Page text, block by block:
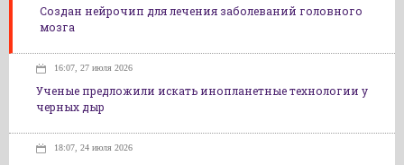
Создан нейрочип для лечения заболеваний головного
мозга
16:07, 27 июля 2026
Ученые предложили искать инопланетные технологии у
черных дыр
18:07, 24 июля 2026